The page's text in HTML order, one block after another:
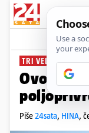
TRI VELIKE
Ovo su
Piše24sata, HINA,